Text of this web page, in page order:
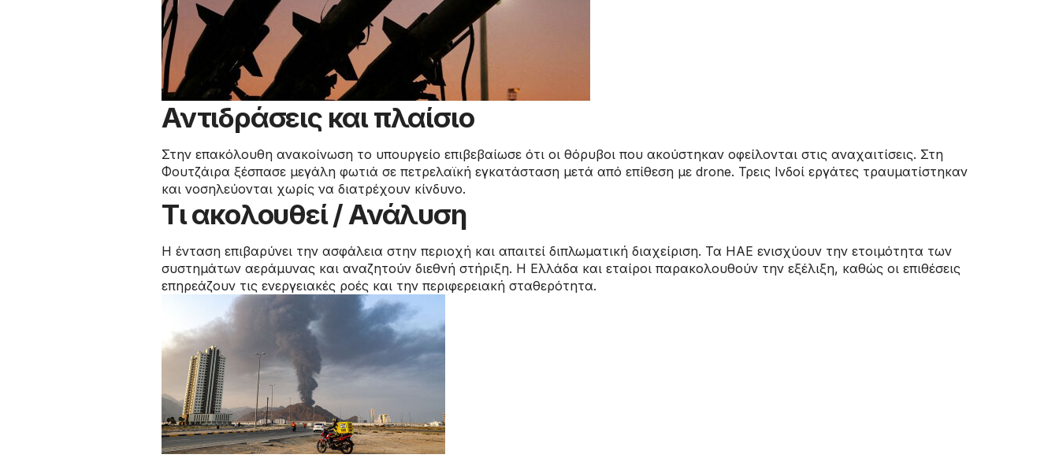
Αντιδράσεις και πλαίσιο
Στην επακόλουθη ανακοίνωση το υπουργείο επιβεβαίωσε ότι οι θόρυβοι που ακούστηκαν οφείλονται στις αναχαιτίσεις. Στη
Φουτζάιρα ξέσπασε μεγάλη φωτιά σε πετρελαϊκή εγκατάσταση μετά από επίθεση με drone. Τρεις Ινδοί εργάτες τραυματίστηκαν
και νοσηλεύονται χωρίς να διατρέχουν κίνδυνο.
Τι ακολουθεί / Ανάλυση
Η ένταση επιβαρύνει την ασφάλεια στην περιοχή και απαιτεί διπλωματική διαχείριση. Τα ΗΑΕ ενισχύουν την ετοιμότητα των
συστημάτων αεράμυνας και αναζητούν διεθνή στήριξη. Η Ελλάδα και εταίροι παρακολουθούν την εξέλιξη, καθώς οι επιθέσεις
επηρεάζουν τις ενεργειακές ροές και την περιφερειακή σταθερότητα.